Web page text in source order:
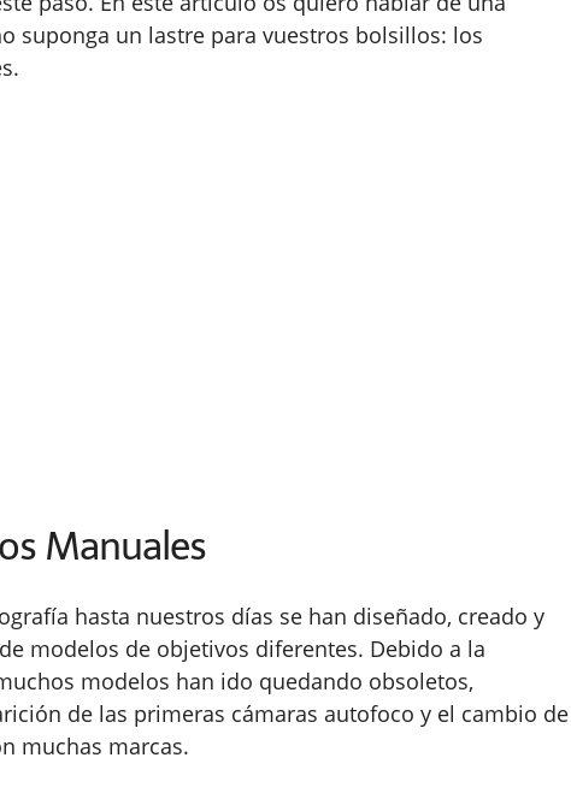
suponga un lastre para vuestros bolsillos: los
Manuales
hasta nuestros días se han diseñado, creado y
modelos de objetivos diferentes. Debido a la
modelos han ido quedando obsoletos,
de las primeras cámaras autofoco y el cambio de
muchas marcas.